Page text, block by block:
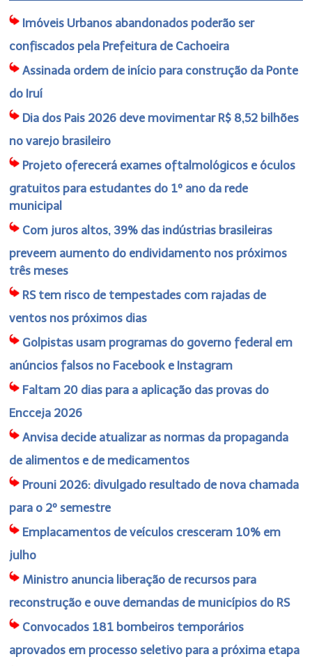
Imóveis Urbanos abandonados poderão ser
confiscados pela Prefeitura de Cachoeira
Assinada ordem de início para construção da Ponte
do Iruí
Dia dos Pais 2026 deve movimentar R$ 8,52 bilhões
no varejo brasileiro
Projeto oferecerá exames oftalmológicos e óculos
gratuitos para estudantes do 1º ano da rede
municipal
Com juros altos, 39% das indústrias brasileiras
preveem aumento do endividamento nos próximos
três meses
RS tem risco de tempestades com rajadas de
ventos nos próximos dias
Golpistas usam programas do governo federal em
anúncios falsos no Facebook e Instagram
Faltam 20 dias para a aplicação das provas do
Encceja 2026
Anvisa decide atualizar as normas da propaganda
de alimentos e de medicamentos
Prouni 2026: divulgado resultado de nova chamada
para o 2º semestre
Emplacamentos de veículos cresceram 10% em
julho
Ministro anuncia liberação de recursos para
reconstrução e ouve demandas de municípios do RS
Convocados 181 bombeiros temporários
aprovados em processo seletivo para a próxima etapa